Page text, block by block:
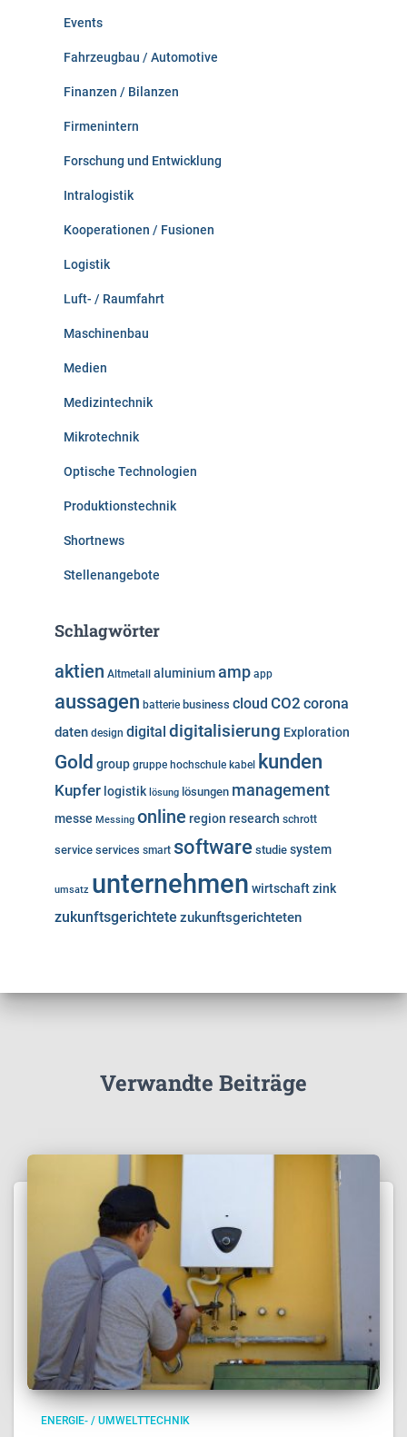
Events
Fahrzeugbau / Automotive
Finanzen / Bilanzen
Firmenintern
Forschung und Entwicklung
Intralogistik
Kooperationen / Fusionen
Logistik
Luft- / Raumfahrt
Maschinenbau
Medien
Medizintechnik
Mikrotechnik
Optische Technologien
Produktionstechnik
Shortnews
Stellenangebote
Schlagwörter
aktien Altmetall aluminiumamp app
aussagen batterie business cloud CO2 corona
daten design digital digitalisierung Exploration
Gold group gruppe hochschule kabel kunden
Kupfer logistik lösung lösungen management
messe Messing online region research schrott
service services smart software studie system
umsatz unternehmen wirtschaftzink
zukunftsgerichtete zukunftsgerichteten
Verwandte Beiträge
ENERGIE- / UMWELTTECHNIK